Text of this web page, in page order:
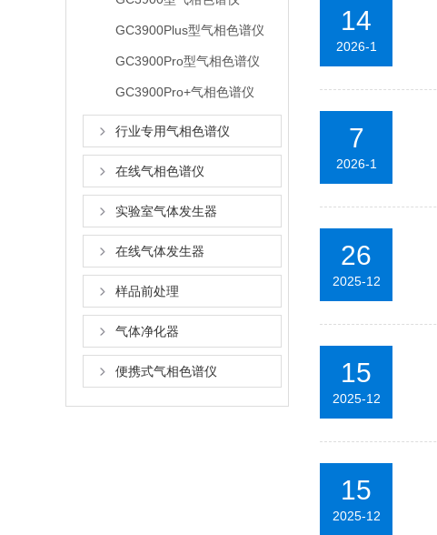
GC3900Plus型气相色谱仪
GC3900Pro型气相色谱仪
GC3900Pro+气相色谱仪
行业专用气相色谱仪
在线气相色谱仪
实验室气体发生器
在线气体发生器
样品前处理
气体净化器
便携式气相色谱仪
14
2026-1
7
2026-1
26
2025-12
15
2025-12
15
2025-12